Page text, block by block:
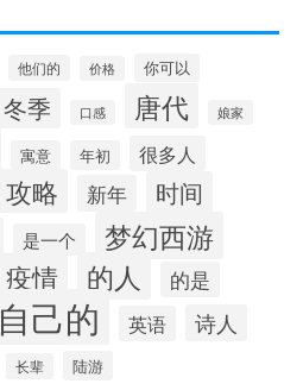
他们的 价格 你可以
冬季 口感 唐代 娘家
寓意 年初 很多人
攻略 新年 时间
是一个 梦幻西游
疫情 的人 的是
自己的 英语 诗人
长辈 陆游